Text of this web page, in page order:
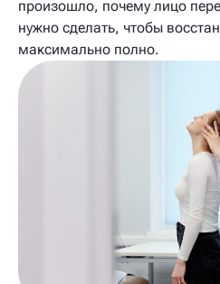
произошло, почему лицо
нужно сделать, чтобы
максимально полно.